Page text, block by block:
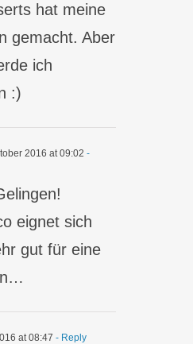
hat meine
gemacht. Aber
ich
:)
2016 at 09:02 -
eignet sich
gut für eine
at 08:47 - Reply